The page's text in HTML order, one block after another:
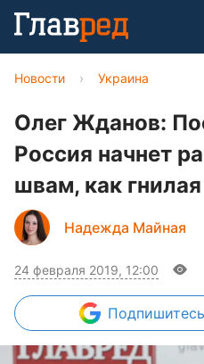
Новости › Украина
Олег Жданов:
Россия начнет
швам, как
Надежда Майная
24 февраля 2019, 12:00
Подпишитесь